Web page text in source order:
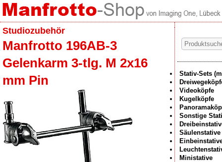
Studiozubehör
Manfrotto 196AB-3
Gelenkarm 3-tlg. M 2x16
mm Pin
Stativ-Sets
Videoköpfe
Kugelköpfe
Sonstige
Säulenstative
Ministative